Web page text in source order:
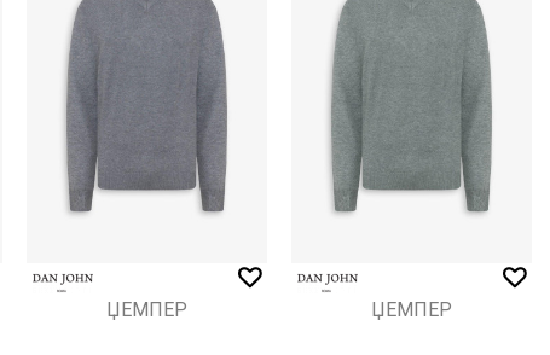
ЏЕМПЕР ЏЕМПЕР